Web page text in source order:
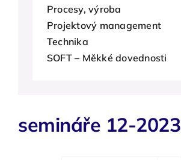
Kontakty
Procesy, výroba
Projektový management
Technika
SOFT – Měkké dovednosti
semináře 12-2023